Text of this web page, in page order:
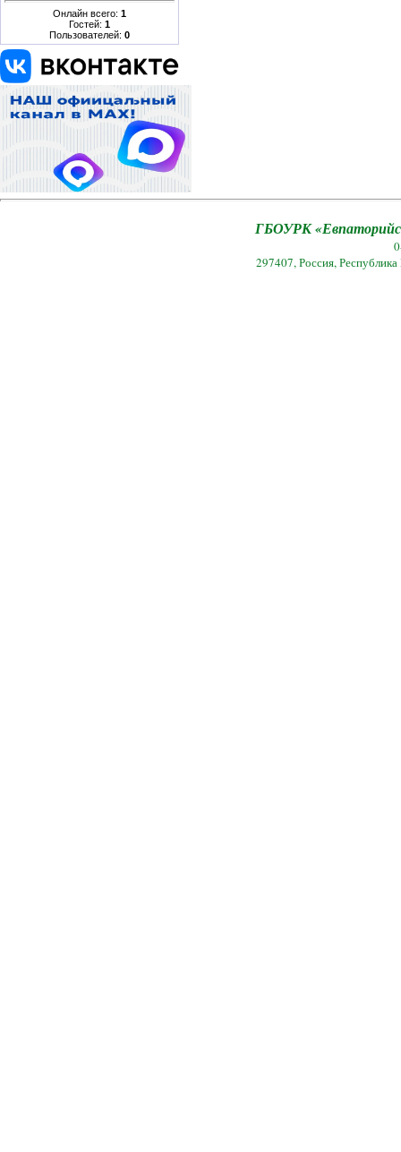
Онлайн всего: 1
Гостей: 1
Пользователей: 0
ГБОУРК
297407, Россия,